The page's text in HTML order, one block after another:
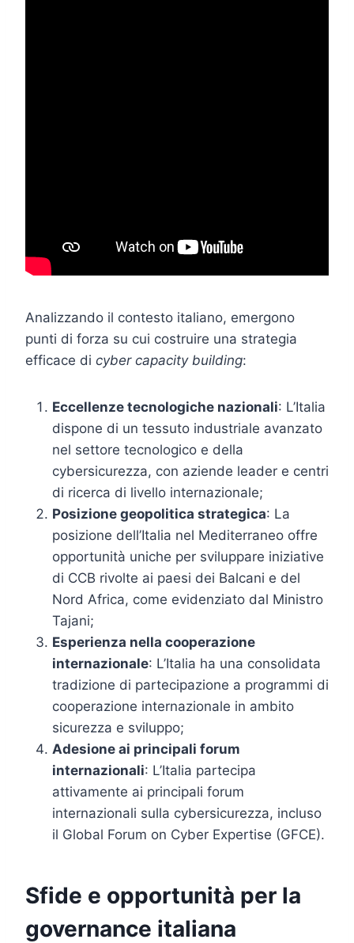
Analizzando il contesto italiano, emergono
punti di forza su cui costruire una strategia
efficace di cyber capacity building:
Eccellenze tecnologiche nazionali: L’Italia
dispone di un tessuto industriale avanzato
nel settore tecnologico e della
cybersicurezza, con aziende leader e centri
di ricerca di livello internazionale;
Posizione geopolitica strategica: La
posizione dell’Italia nel Mediterraneo offre
opportunità uniche per sviluppare iniziative
di CCB rivolte ai paesi dei Balcani e del
Nord Africa, come evidenziato dal Ministro
Tajani;
Esperienza nella cooperazione
internazionale: L’Italia ha una consolidata
tradizione di partecipazione a programmi di
cooperazione internazionale in ambito
sicurezza e sviluppo;
Adesione ai principali forum
internazionali: L’Italia partecipa
attivamente ai principali forum
internazionali sulla cybersicurezza, incluso
il Global Forum on Cyber Expertise (GFCE).
Sfide e opportunità per la
governance italiana